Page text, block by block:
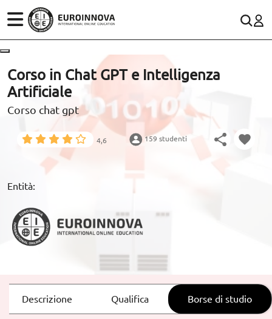
STUDI
SCOPRI EUROINNOVA
RISORSE EDUCATIVE
ARTICOLI
WhatsApp
Rete fissa: 900 831 200
Corso in Chat GPT e Intelligenza
Artificiale
Corso chat gpt
4,6 159 studenti
Entità:
Descrizione Qualifica Borse di studio